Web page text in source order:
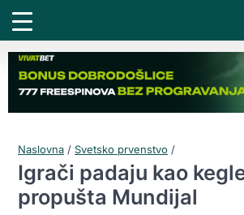
Naslovna / Svetsko prvenstvo /
Igrači padaju kao
propušta Mundijal